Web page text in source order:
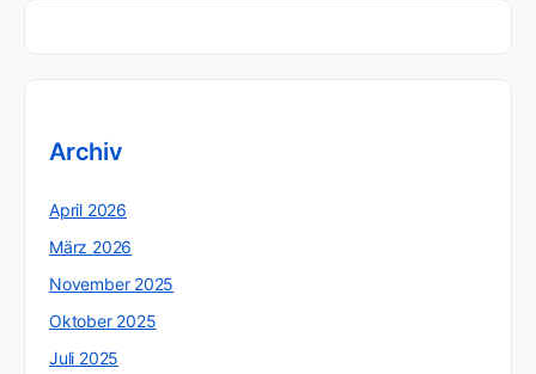
Archiv
April 2026
März 2026
November 2025
Oktober 2025
Juli 2025